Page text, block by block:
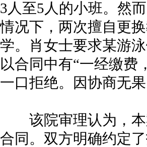
3人至5人的小班。然
情况下，两次擅自更
学。肖女士要求某游
以合同中有“一经缴费
一口拒绝。因协商无
该院审理认为，本
合同。双方明确约定